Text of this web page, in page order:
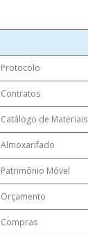
Protocolo
Contratos
Catálogo de Materiais
Almoxarifado
Patrimônio Móvel
Orçamento
Compras